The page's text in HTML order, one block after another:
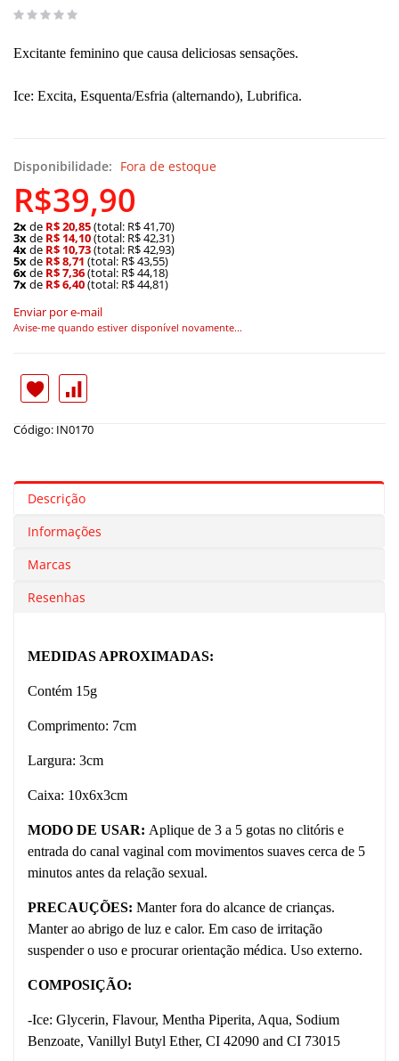
Excitante feminino que causa deliciosas sensações.
Ice: Excita, Esquenta/Esfria (alternando), Lubrifica.
Disponibilidade: Fora de estoque
R$39,90
2xde R$ 20,85(total: R$ 41,70)
3xde R$ 14,10(total: R$ 42,31)
4xde R$ 10,73(total: R$ 42,93)
5xde R$ 8,71 (total: R$ 43,55)
6xde R$ 7,36(total: R$ 44,18)
7xde R$ 6,40(total: R$ 44,81)
Enviar por e-mail
Avise-me quando estiver disponível novamente...
Código: IN0170
Descrição
Informações
Marcas
Resenhas
MEDIDAS APROXIMADAS:
Contém 15g
Comprimento: 7cm
Largura: 3cm
Caixa: 10x6x3cm
MODO DE USAR: Aplique de 3 a 5 gotas no clitóris e
entrada do canal vaginal com movimentos suaves cerca de 5
minutos antes da relação sexual.
PRECAUÇÕES: Manter fora do alcance de crianças.
Manter ao abrigo de luz e calor. Em caso de irritação
suspender o uso e procurar orientação médica. Uso externo.
COMPOSIÇÃO:
-Ice: Glycerin, Flavour, Mentha Piperita, Aqua, Sodium
Benzoate, Vanillyl Butyl Ether, CI 42090 and CI 73015